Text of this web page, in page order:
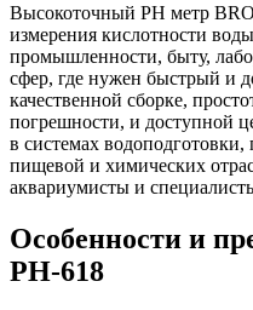
Высокоточный PH метр
измерения кислотности
промышленности, быту,
сфер, где нужен быстрый и
качественной сборке,
погрешности, и доступной
в системах
пищевой и химических
аквариумисты и
Особенности и
PH-618